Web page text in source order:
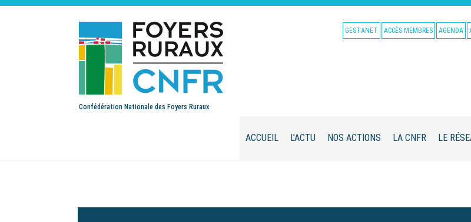
Confédération Nationale des Foyers Ruraux
GESTANET ACCÈS MEMBRES AGENDA
ACCUEIL L’ACTU NOS ACTIONS LA CNFR LE